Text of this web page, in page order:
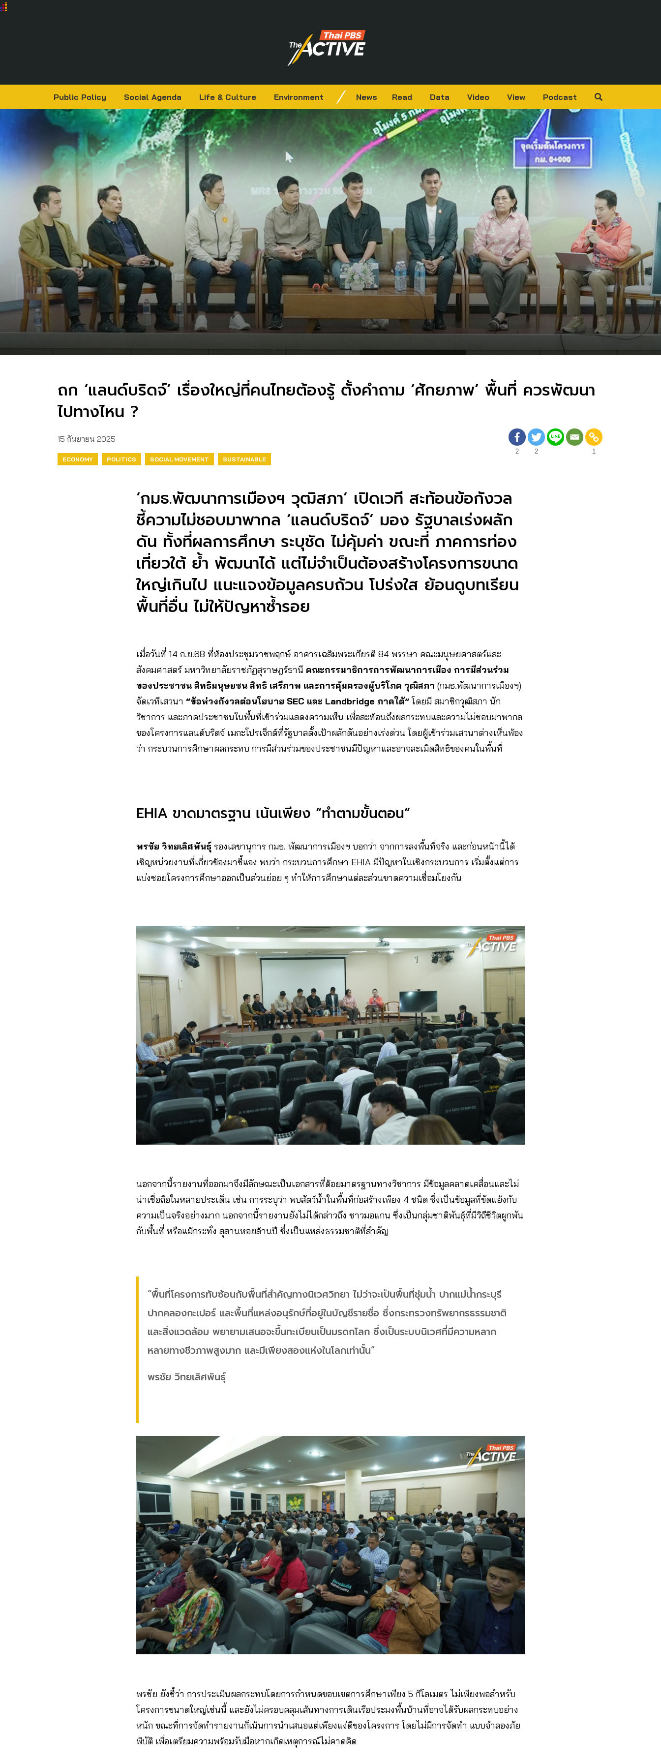
Public Policy Social Agenda Life & Culture Environment News Read Data Video View Podcast
ถก ‘แลนด์บริดจ์’ เรื่องใหญ่ที่คนไทยต้องรู้ ตั้งคำถาม ‘ศักยภาพ’ พื้นที่ ควรพัฒนา
ไปทางไหน ?
15 กันยายน 2025
ECONOMY POLITICS SOCIAL MOVEMENT SUSTAINABLE
2 2 1
‘กมธ.พัฒนาการเมืองฯ วุฒิสภา’ เปิดเวที สะท้อนข้อกังวล
ชี้ความไม่ชอบมาพากล ‘แลนด์บริดจ์’ มอง รัฐบาลเร่งผลัก
ดัน ทั้งที่ผลการศึกษา ระบุชัด ไม่คุ้มค่า ขณะที่ ภาคการท่อง
เที่ยวใต้ ย้ำ พัฒนาได้ แต่ไม่จำเป็นต้องสร้างโครงการขนาด
ใหญ่เกินไป แนะแจงข้อมูลครบถ้วน โปร่งใส ย้อนดูบทเรียน
พื้นที่อื่น ไม่ให้ปัญหาซ้ำรอย
เมื่อวันที่ 14 ก.ย.68 ที่ห้องประชุมราชพฤกษ์ อาคารเฉลิมพระเกียรติ 84 พรรษา คณะมนุษยศาสตร์และ
สังคมศาสตร์ มหาวิทยาลัยราชภัฏสุราษฎร์ธานี คณะกรรมาธิการการพัฒนาการเมือง การมีส่วนร่วม
ของประชาชน สิทธิมนุษยชน สิทธิ เสรีภาพ และการคุ้มครองผู้บริโภค วุฒิสภา (กมธ.พัฒนาการเมืองฯ)
จัดเวทีเสวนา “ข้อห่วงกังวลต่อนโยบาย SEC และ Landbridge ภาคใต้”โดยมี สมาชิกวุฒิสภา นัก
วิชาการ และภาคประชาชนในพื้นที่เข้าร่วมแสดงความเห็น เพื่อสะท้อนถึงผลกระทบและความไม่ชอบมาพากล
ของโครงการแลนด์บริดจ์ เมกะโปรเจ็กต์ที่รัฐบาลตั้งเป้าผลักดันอย่างเร่งด่วน โดยผู้เข้าร่วมเสวนาต่างเห็นพ้อง
ว่า กระบวนการศึกษาผลกระทบ การมีส่วนร่วมของประชาชนมีปัญหาและอาจละเมิดสิทธิของคนในพื้นที่
EHIA ขาดมาตรฐาน เน้นเพียง “ทำตามขั้นตอน”
พรชัย วิทยเลิศพันธุ์ รองเลขานุการ กมธ. พัฒนาการเมืองฯ บอกว่า จากการลงพื้นที่จริง และก่อนหน้านี้ได้
เชิญหน่วยงานที่เกี่ยวข้องมาชี้แจง พบว่า กระบวนการศึกษา EHIA มีปัญหาในเชิงกระบวนการ เริ่มตั้งแต่การ
แบ่งซอยโครงการศึกษาออกเป็นส่วนย่อย ๆ ทำให้การศึกษาแต่ละส่วนขาดความเชื่อมโยงกัน
นอกจากนี้รายงานที่ออกมาจึงมีลักษณะเป็นเอกสารที่ด้อยมาตรฐานทางวิชาการ มีข้อมูลคลาดเคลื่อนและไม่
น่าเชื่อถือในหลายประเด็น เช่น การระบุว่า พบสัตว์น้ำในพื้นที่ก่อสร้างเพียง 4 ชนิด ซึ่งเป็นข้อมูลที่ขัดแย้งกับ
ความเป็นจริงอย่างมาก นอกจากนี้รายงานยังไม่ได้กล่าวถึง ชาวมอแกน ซึ่งเป็นกลุ่มชาติพันธุ์ที่มีวิถีชีวิตผูกพัน
กับพื้นที่ หรือแม้กระทั่ง สุสานหอยล้านปี ซึ่งเป็นแหล่งธรรมชาติที่สำคัญ
“พื้นที่โครงการทับซ้อนกับพื้นที่สำคัญทางนิเวศวิทยา ไม่ว่าจะเป็นพื้นที่ชุ่มน้ำ ปากแม่น้ำกระบุรี
ปากคลองกะเปอร์ และพื้นที่แหล่งอนุรักษ์ที่อยู่ในบัญชีรายชื่อ ซึ่งกระทรวงทรัพยากรธรรมชาติ
และสิ่งแวดล้อม พยายามเสนอจะขึ้นทะเบียนเป็นมรดกโลก ซึ่งเป็นระบบนิเวศที่มีความหลาก
หลายทางชีวภาพสูงมาก และมีเพียงสองแห่งในโลกเท่านั้น”
พรชัย วิทยเลิศพันธุ์
พรชัย ยังชี้ว่า การประเมินผลกระทบโดยการกำหนดขอบเขตการศึกษาเพียง 5 กิโลเมตร ไม่เพียงพอสำหรับ
โครงการขนาดใหญ่เช่นนี้ และยังไม่ครอบคลุมเส้นทางการเดินเรือประมงพื้นบ้านที่อาจได้รับผลกระทบอย่าง
หนัก ขณะที่การจัดทำรายงานก็เน้นการนำเสนอแต่เพียงแง่ดีของโครงการ โดยไม่มีการจัดทำ แบบจำลองภัย
พิบัติ เพื่อเตรียมความพร้อมรับมือหากเกิดเหตุการณ์ไม่คาดคิด